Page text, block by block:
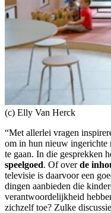
(c) Elly Van Herck
“Met allerlei vragen
om in hun nieuw ingerichte
te gaan. In die gesprekken
speelgoed. Of overde
televisie is daarvoor een
dingen aanbieden die
verantwoordelijkheid
zichzelf toe? Zulke